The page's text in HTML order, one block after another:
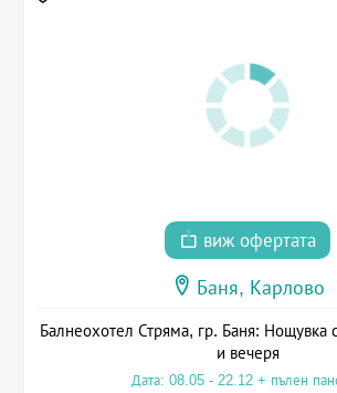
виж офертата
Баня, Карлово
Балнеохотел Стряма, гр. Баня: Нощувка
и вечеря
Дата: 08.05 - 22.12 + пълен